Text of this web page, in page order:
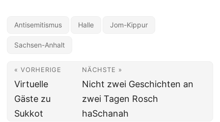
Antisemitismus Halle Jom-Kippur
Sachsen-Anhalt
« VORHERIGE
Virtuelle
Gäste zu
Sukkot
NÄCHSTE »
Nicht zwei Geschichten an
zwei Tagen Rosch
haSchanah